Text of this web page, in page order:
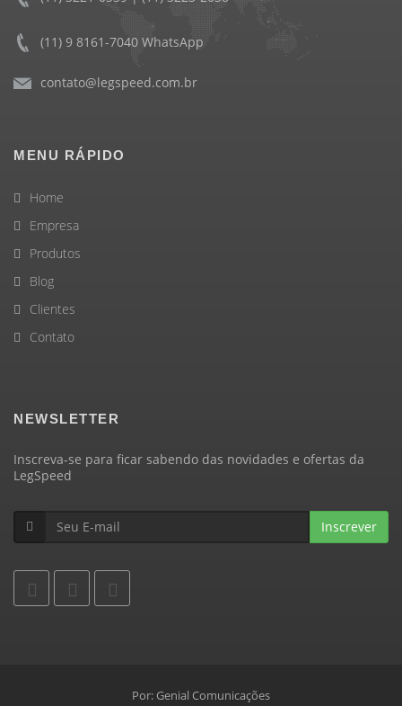
(11) 9 8161-7040 WhatsApp
contato@legspeed.com.br
MENU RÁPIDO
Home
Empresa
Produtos
Blog
Clientes
Contato
NEWSLETTER
Inscreva-se para ficar sabendo das novidades e ofertas da
LegSpeed
Inscrever
Por: Genial Comunicações